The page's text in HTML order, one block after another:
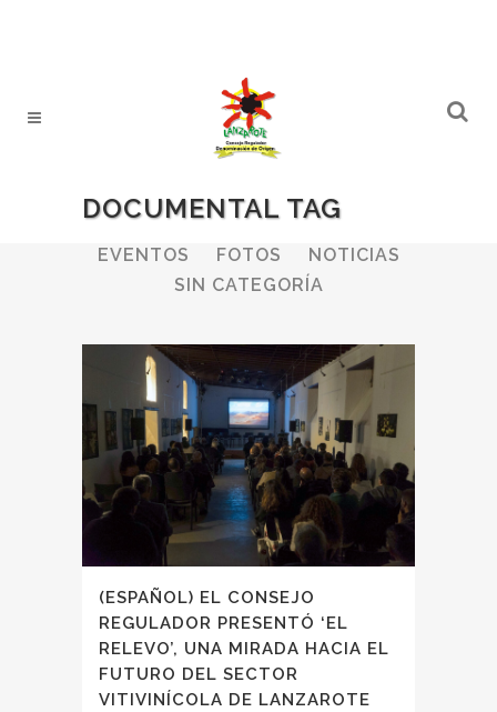
DOCUMENTAL TAG
ALL BODEGAS
BOLETINES
EVENTOS
FOTOS
NOTICIAS
SIN CATEGORÍA
(ESPAÑOL) EL CONSEJO
REGULADOR PRESENTÓ ‘EL
RELEVO’, UNA MIRADA HACIA EL
FUTURO DEL SECTOR
VITIVINÍCOLA DE LANZAROTE